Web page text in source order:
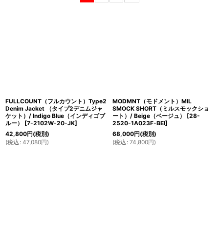
FULLCOUNT（フルカウント）Type2
Denim Jacket （タイプ2デニムジャ
ケット）/ Indigo Blue（インディゴブ
ルー）
[7-2102W-20-JK]
42,800円(税別)
(税込 : 47,080円)
MODMNT（モドメント）MIL
SMOCK SHORT（ミルスモックショ
ート）/ Beige（ベージュ）
[28-
2520-1A023F-BEI]
68,000円(税別)
(税込 : 74,800円)